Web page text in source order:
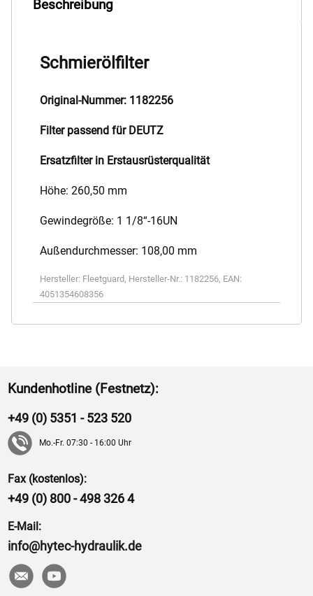
Beschreibung
Schmierölfilter
Original-Nummer: 1182256
Filter passend für DEUTZ
Ersatzfilter in Erstausrüsterqualität
Höhe: 260,50 mm
Gewindegröße: 1 1/8“-16UN
Außendurchmesser: 108,00 mm
Hersteller: Fleetguard , Hersteller-Nr.: 1182256, EAN:
4051354608356
Kundenhotline (Festnetz):
+49 (0) 5351 - 523 520
Mo.-Fr. 07:30 - 16:00 Uhr
Fax (kostenlos):
+49 (0) 800 - 498 326 4
E-Mail:
info@hytec-hydraulik.de